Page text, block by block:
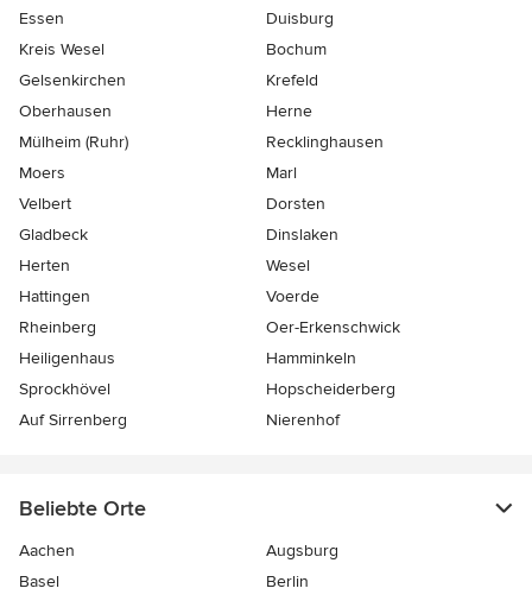
Essen
Duisburg
Kreis Wesel
Bochum
Gelsenkirchen
Krefeld
Oberhausen
Herne
Mülheim (Ruhr)
Recklinghausen
Moers
Marl
Velbert
Dorsten
Gladbeck
Dinslaken
Herten
Wesel
Hattingen
Voerde
Rheinberg
Oer-Erkenschwick
Heiligenhaus
Hamminkeln
Sprockhövel
Hopscheiderberg
Auf Sirrenberg
Nierenhof
Beliebte Orte
Aachen
Augsburg
Basel
Berlin